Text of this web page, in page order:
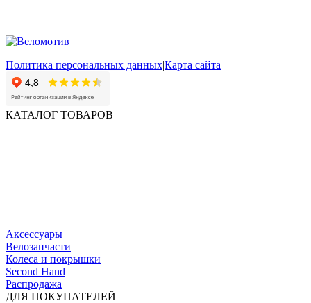
Политика персональных данных|Карта сайта
КАТАЛОГ ТОВАРОВ
Аксессуары
Велозапчасти
Колеса и покрышки
Second Hand
Распродажа
ДЛЯ ПОКУПАТЕЛЕЙ